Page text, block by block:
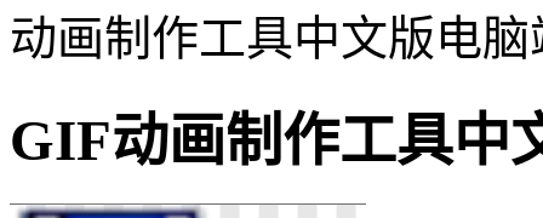
动画制作工具中文版电脑
GIF动画制作工具中